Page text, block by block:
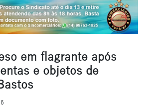
em flagrante após
e objetos de